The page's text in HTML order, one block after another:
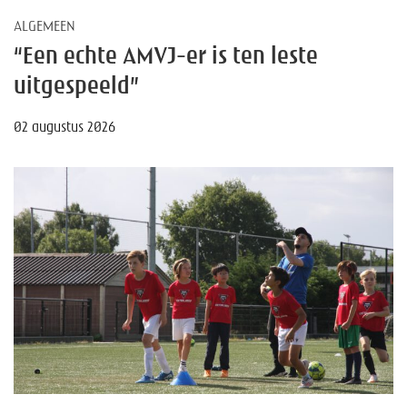
ALGEMEEN
“Een echte AMVJ-er is ten leste
uitgespeeld”
02 augustus 2026